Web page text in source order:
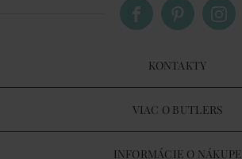
KONTAKTY
VIAC O BUTLERS
INFORMÁCIE O NÁKUPE